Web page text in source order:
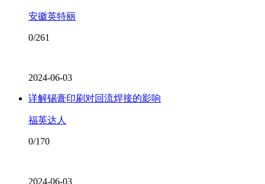
安徽英特丽
0/261
2024-06-03
详解锡膏印刷对回流焊接的影响
福英达人
0/170
2024-06-03